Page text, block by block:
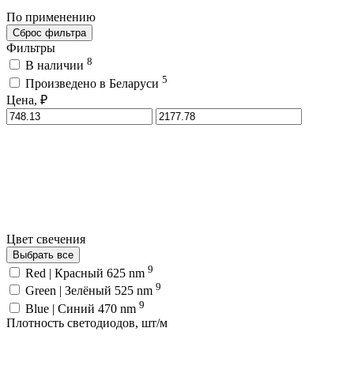
По применению
Сброс фильтра
Фильтры
В наличии 8
Произведено в Беларуси 5
Цена, ₽
Цвет свечения
Выбрать все
Red | Красный 625 nm 9
Green | Зелёный 525 nm 9
Blue | Синий 470 nm 9
Плотность светодиодов, шт/м